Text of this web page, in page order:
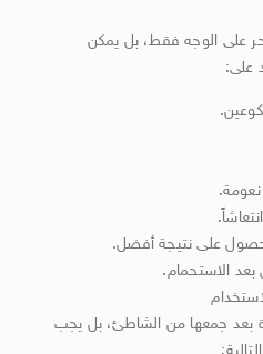
على الوجه فقط، بل يمكن
على:
على نتيجة أفضل.
بعد الاستحمام.
بعد جمعها من الشاطئ، بل يجب